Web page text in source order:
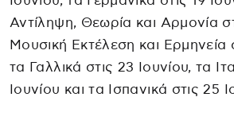
Αντίληψη, Θεωρία και Αρμονία
Μουσική Εκτέλεση και Ερμηνεία
τα Γαλλικά στις 23 Ιουνίου, τα
Ιουνίου και τα Ισπανικά στις 25